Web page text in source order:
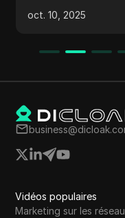
alternatives plus
oct. 10, 2025
Vidéos populaires
Marketing sur les